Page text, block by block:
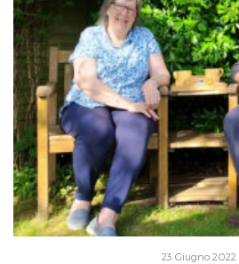
Leggi tutto
23 Giugno 2022